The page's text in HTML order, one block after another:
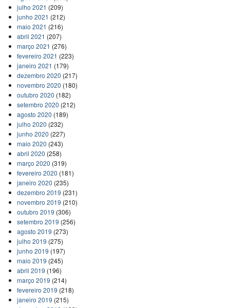
julho 2021 (209)
junho 2021 (212)
maio 2021 (216)
abril 2021 (207)
março 2021 (276)
fevereiro 2021 (223)
janeiro 2021 (179)
dezembro 2020 (217)
novembro 2020 (180)
outubro 2020 (182)
setembro 2020 (212)
agosto 2020 (189)
julho 2020 (232)
junho 2020 (227)
maio 2020 (243)
abril 2020 (258)
março 2020 (319)
fevereiro 2020 (181)
janeiro 2020 (235)
dezembro 2019 (231)
novembro 2019 (210)
outubro 2019 (306)
setembro 2019 (256)
agosto 2019 (273)
julho 2019 (275)
junho 2019 (197)
maio 2019 (245)
abril 2019 (196)
março 2019 (214)
fevereiro 2019 (218)
janeiro 2019 (215)